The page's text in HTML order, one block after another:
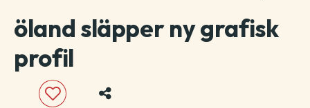
öland släpper ny grafisk
profil